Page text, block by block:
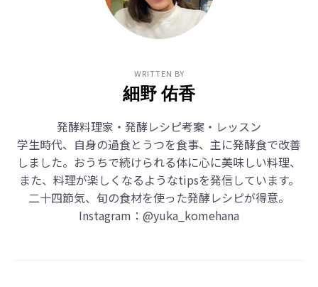
WRITTEN BY
細野 佑香
発酵料理家・発酵レシピ考案・レッスン
学生時代、自身の過食とうつを食事、主に発酵食で改善
しました。おうちで続けられる体に心に美味しい料理、
また、料理が楽しくなるようなtipsを発信しています。
二十四節気、旬の食材を使った発酵レシピが得意。
Instagram： @yuka_komehana